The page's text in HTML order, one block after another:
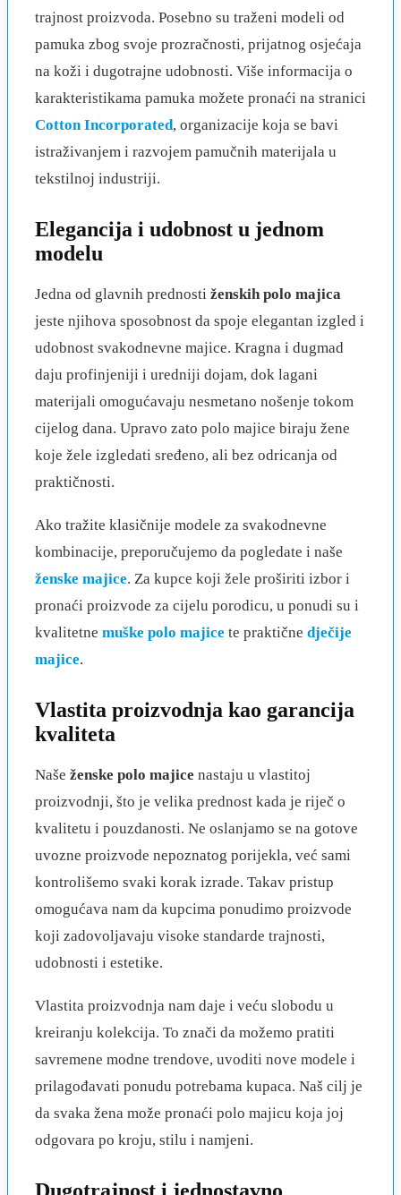
trajnost proizvoda. Posebno su traženi modeli od
pamuka zbog svoje prozračnosti, prijatnog osjećaja
na koži i dugotrajne udobnosti. Više informacija o
karakteristikama pamuka možete pronaći na stranici
Cotton Incorporated, organizacije koja se bavi
istraživanjem i razvojem pamučnih materijala u
tekstilnoj industriji.
Elegancija i udobnost u jednom
modelu
Jedna od glavnih prednosti ženskih polo majica
jeste njihova sposobnost da spoje elegantan izgled i
udobnost svakodnevne majice. Kragna i dugmad
daju profinjeniji i uredniji dojam, dok lagani
materijali omogućavaju nesmetano nošenje tokom
cijelog dana. Upravo zato polo majice biraju žene
koje žele izgledati sređeno, ali bez odricanja od
praktičnosti.
Ako tražite klasičnije modele za svakodnevne
kombinacije, preporučujemo da pogledate i naše
ženske majice. Za kupce koji žele proširiti izbor i
pronaći proizvode za cijelu porodicu, u ponudi su i
kvalitetne muške polo majice te praktične dječije
majice.
Vlastita proizvodnja kao garancija
kvaliteta
Naše ženske polo majice nastaju u vlastitoj
proizvodnji, što je velika prednost kada je riječ o
kvalitetu i pouzdanosti. Ne oslanjamo se na gotove
uvozne proizvode nepoznatog porijekla, već sami
kontrolišemo svaki korak izrade. Takav pristup
omogućava nam da kupcima ponudimo proizvode
koji zadovoljavaju visoke standarde trajnosti,
udobnosti i estetike.
Vlastita proizvodnja nam daje i veću slobodu u
kreiranju kolekcija. To znači da možemo pratiti
savremene modne trendove, uvoditi nove modele i
prilagođavati ponudu potrebama kupaca. Naš cilj je
da svaka žena može pronaći polo majicu koja joj
odgovara po kroju, stilu i namjeni.
Dugotrajnost i jednostavno